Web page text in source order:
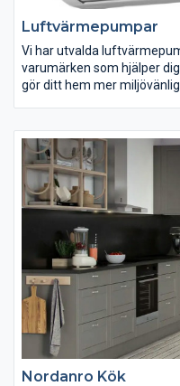
Luftvärmepumpar
Vi har utvalda
varumärken som hjälper
gör ditt hem mer
uppvärmningskostnader
inomhusmiljö genom att
Tänk på att
kylcertifierat företag och
Nordanro Kök